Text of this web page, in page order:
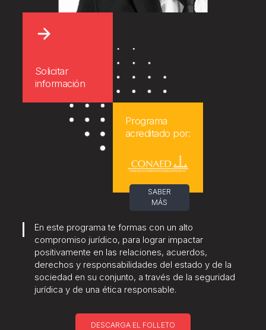
Solicitar
información
Programa
acreditado por:
SABER
MÁS
En este programa te formas con un alto
compromiso jurídico, para lograr impactar
positivamente en las relaciones, acuerdos,
derechos y responsabilidades del estado y de la
sociedad en su conjunto, a través de la seguridad
jurídica y de una ética responsable.
DESCARGA EL FOLLETO